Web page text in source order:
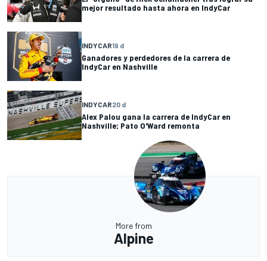
mejor resultado hasta ahora en IndyCar
INDYCAR19 d
Ganadores y perdedores de la carrera de
IndyCar en Nashville
INDYCAR20 d
Alex Palou gana la carrera de IndyCar en
Nashville; Pato O'Ward remonta
More from
Alpine